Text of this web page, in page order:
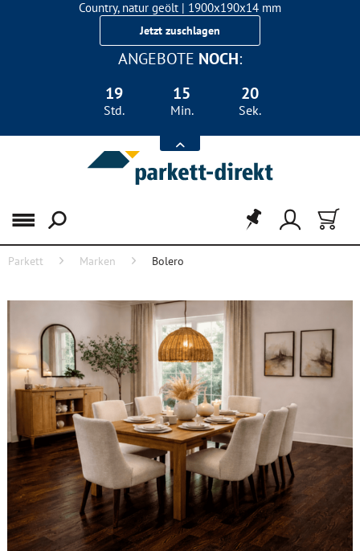
Country, natur geölt | 1900x190x14 mm
Landhausdiele Eiche für nur 29,90 €/m²
Jetzt zuschlagen
ANGEBOTE NOCH:
19
Std.
15
Min.
19
Sek.
Menü
Parkett Marken Bolero